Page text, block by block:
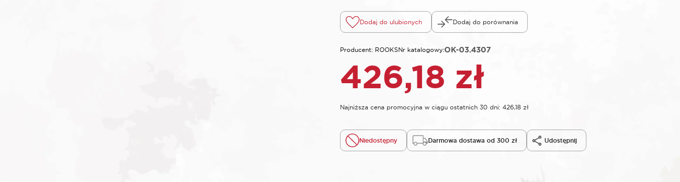
Dodaj do ulubionych Dodaj do porównania
Producent: ROOKSNr katalogowy:OK-03.4307
426,18 zł
Najniższa cena promocyjna w ciągu ostatnich 30 dni: 426,18 zł
Niedostępny Darmowa dostawa od 300 zł Udostępnij